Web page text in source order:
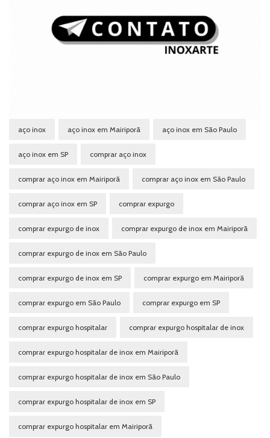
aço inox aço inox em Mairiporã aço inox em São Paulo
aço inox em SP comprar aço inox
comprar aço inox em Mairiporã comprar aço inox em São Paulo
comprar aço inox em SP comprar expurgo
comprar expurgo de inox comprar expurgo de inox em Mairiporã
comprar expurgo de inox em São Paulo
comprar expurgo de inox em SP comprar expurgo em Mairiporã
comprar expurgo em São Paulo comprar expurgo em SP
comprar expurgo hospitalar comprar expurgo hospitalar de inox
comprar expurgo hospitalar de inox em Mairiporã
comprar expurgo hospitalar de inox em São Paulo
comprar expurgo hospitalar de inox em SP
comprar expurgo hospitalar em Mairiporã